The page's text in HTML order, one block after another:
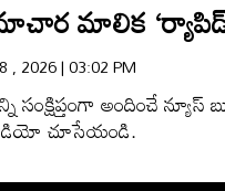
మాలిక ‘ర్యాపిడ్‌
, 2026 | 03:02 PM
అందించే న్యూస్
చూసేయండి.